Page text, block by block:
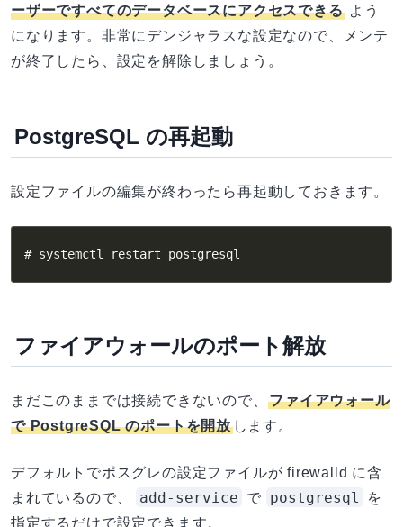
ーザーですべてのデータベースにアクセスできる よう
になります。非常にデンジャラスな設定なので、メンテ
が終了したら、設定を解除しましょう。
PostgreSQL の再起動
設定ファイルの編集が終わったら再起動しておきます。
# systemctl restart postgresql
ファイアウォールのポート解放
まだこのままでは接続できないので、 ファイアウォール
で PostgreSQL のポートを開放します。
デフォルトでポスグレの設定ファイルが firewalld に含
まれているので、
add-service で postgresql
を
指定するだけで設定できます。